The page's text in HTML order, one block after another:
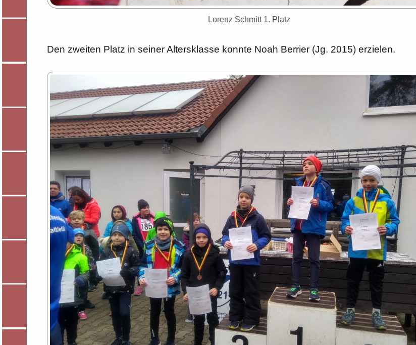
Lorenz Schmitt 1. Platz
Den zweiten Platz in seiner Altersklasse konnte Noah Berrier (Jg. 2015) erzielen.